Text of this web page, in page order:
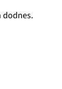
dodnes.